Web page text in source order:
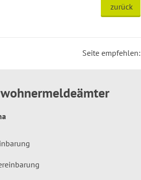
zurück
Seite empfehlen: